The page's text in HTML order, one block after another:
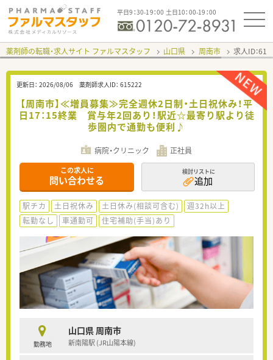
平日9：30-19：00 土日10：00-19：00
薬剤師の転職・求人サイト ファルマスタッフ 山口県 周南市 求人ID：
更新日： 2026/08/06 薬剤師求人ID： 615222
【周南市】≪増員募集≫完全週休2日制・土日祝休み！平
日17：15終業 賞与年2回あり！駅近☆最寄り駅より徒
歩圏内で通勤も便利♪
病院・クリニック 正社員
この求人に
問い合わせる
検討リストに
追加
駅チカ 土日祝休み 土日休み(相談可含む)
週32h以上
転勤なし
車通勤可 住宅補助(手当)あり
勤務地
山口県 周南市
新南陽駅 (JR山陽本線)